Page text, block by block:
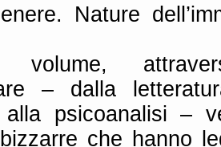
Nature
volume,
– dalla
alla psicoanalisi –
che hanno